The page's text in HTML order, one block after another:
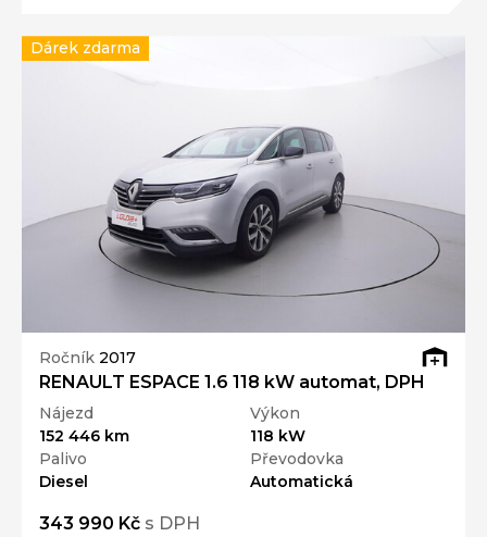
Ročník 2017
RENAULT ESPACE 1.6 118 kW automat, DPH
Nájezd
152 446 km
Výkon
118 kW
Palivo
Diesel
Převodovka
Automatická
343 990 Kč s DPH
Dárek zdarma